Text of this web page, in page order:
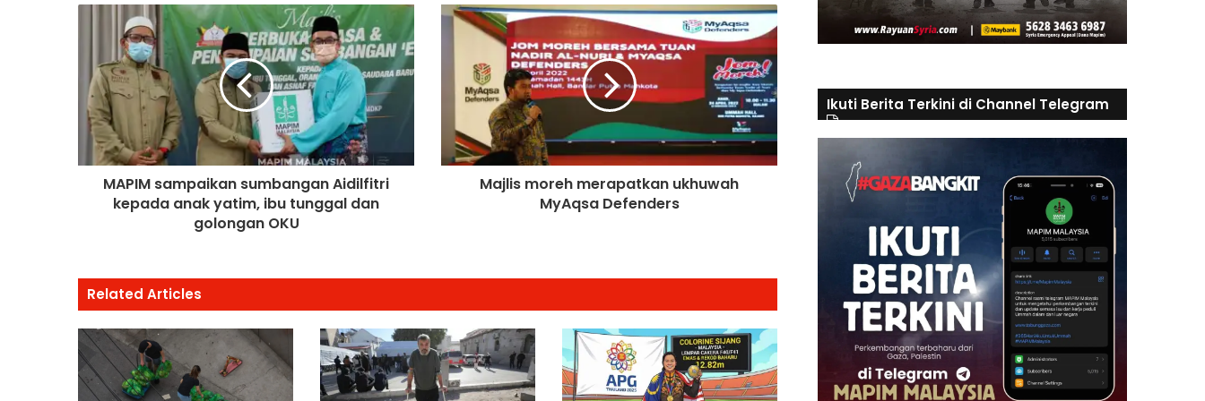
Petrol dan Diesel Menjunam
Jelajah Malaysia Digital 2026
Bermula Sabtu Ini, Bawa Peluang
Ekonomi ke Komuniti Setempat
MAPIM sampaikan sumbangan Aidilfitri
kepada anak yatim, ibu tunggal dan
golongan OKU
Majlis moreh merapatkan ukhuwah
MyAqsa Defenders
Related Articles
Ikuti Berita Terkini di Channel Telegram